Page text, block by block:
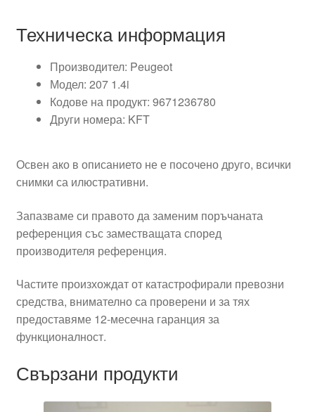
Техническа информация
Производител: Peugeot
Модел: 207 1.4i
Кодове на продукт: 9671236780
Други номера: KFT
Освен ако в описанието не е посочено друго, всички
снимки са илюстративни.
Запазваме си правото да заменим поръчаната
референция със заместващата според
производителя референция.
Частите произхождат от катастрофирали превозни
средства, внимателно са проверени и за тях
предоставяме 12-месечна гаранция за
функционалност.
Свързани продукти